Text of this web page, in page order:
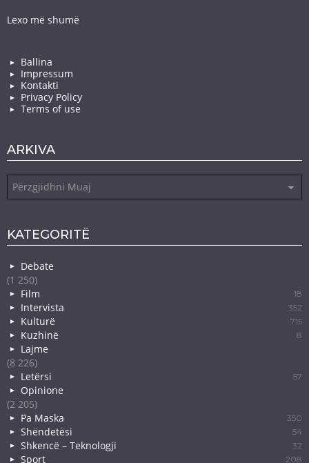
Lexo më shumë
Ballina
Impressum
Kontakti
Privacy Policy
Terms of use
ARKIVA
KATEGORITË
Debate
(1 250)
Film
18
Intervista 352
Kulturë 715
Kuzhinë 8
Lajme
(8 226)
Letërsi
57
Opinione
(2 205)
Pa Maska
350
Shëndetësi 54
Shkencë – Teknologji 32
Sport 208